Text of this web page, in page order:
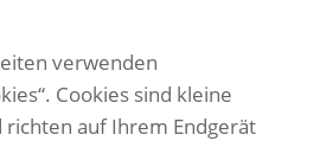
verwenden
Cookies sind kleine
richten auf Ihrem Endgerät